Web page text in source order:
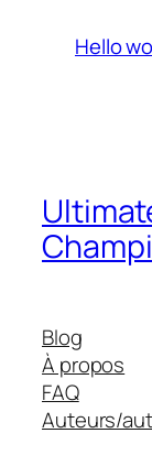
Hello
Blog
À propos
FAQ
Auteurs/